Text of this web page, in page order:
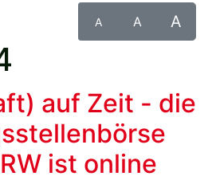
A A A
auf Zeit - die
ist online